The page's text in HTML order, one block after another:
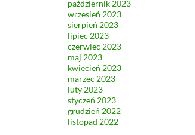
październik 2023
wrzesień 2023
sierpień 2023
lipiec 2023
czerwiec 2023
maj 2023
kwiecień 2023
marzec 2023
luty 2023
styczeń 2023
grudzień 2022
listopad 2022